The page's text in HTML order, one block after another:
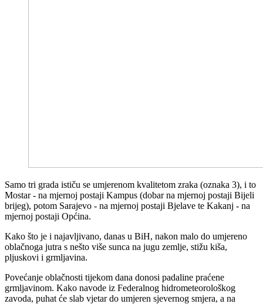
Samo tri grada ističu se umjerenom kvalitetom zraka (oznaka 3), i to
Mostar - na mjernoj postaji Kampus (dobar na mjernoj postaji Bijeli
brijeg), potom Sarajevo - na mjernoj postaji Bjelave te Kakanj - na
mjernoj postaji Općina.
Kako što je i najavljivano, danas u BiH, nakon malo do umjereno
oblačnoga jutra s nešto više sunca na jugu zemlje, stižu kiša,
pljuskovi i grmljavina.
Povećanje oblačnosti tijekom dana donosi padaline praćene
grmljavinom. Kako navode iz Federalnog hidrometeorološkog
zavoda, puhat će slab vjetar do umjeren sjevernog smjera, a na